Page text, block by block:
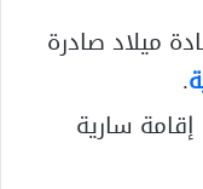
ميلاد صادرة
.
سارية